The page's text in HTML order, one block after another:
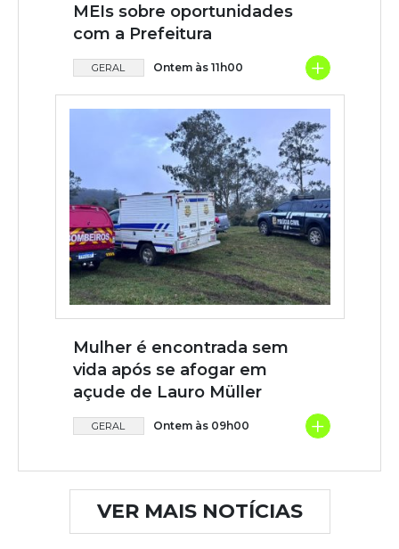
MEIs sobre oportunidades
com a Prefeitura
GERAL Ontem às 11h00 +
Mulher é encontrada sem
vida após se afogar em
açude de Lauro Müller
GERAL Ontem às 09h00 +
VER MAIS NOTÍCIAS